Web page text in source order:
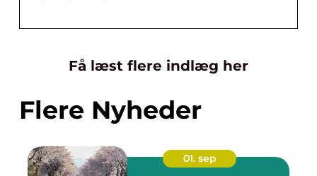
Få læst flere indlæg her
Flere Nyheder
01. sep